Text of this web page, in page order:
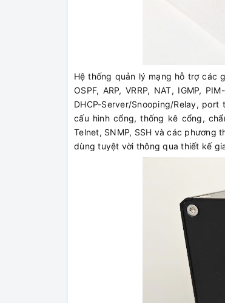
Hệ thống quản lý mạng hỗ trợ các
OSPF, ARP, VRRP, NAT, IGMP,
DHCP-Server/Snooping/Relay,
cấu hình cổng, thống kê cổng,
Telnet, SNMP, SSH và các phương
dùng tuyệt vời thông qua thiết kế